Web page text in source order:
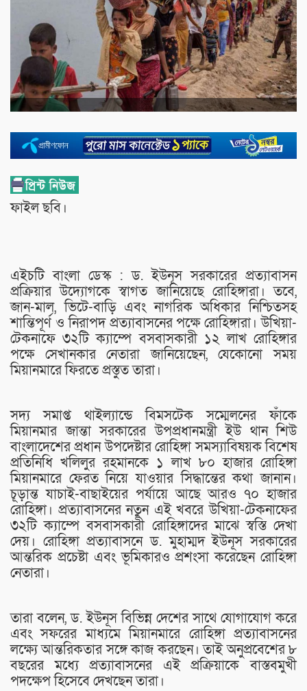
ফাইল ছবি।
এইচটি বাংলা ডেস্ক : ড. ইউনূস সরকারের প্রত্যাবাসন
প্রক্রিয়ার উদ্যোগকে স্বাগত জানিয়েছে রোহিঙ্গারা। তবে,
জান-মাল, ভিটে-বাড়ি এবং নাগরিক অধিকার নিশ্চিতসহ
শান্তিপূর্ণ ও নিরাপদ প্রত্যাবাসনের পক্ষে রোহিঙ্গারা। উখিয়া-
টেকনাফে ৩২টি ক্যাম্পে বসবাসকারী ১২ লাখ রোহিঙ্গার
পক্ষে সেখানকার নেতারা জানিয়েছেন, যেকোনো সময়
মিয়ানমারে ফিরতে প্রস্তুত তারা।
সদ্য সমাপ্ত থাইল্যান্ডে বিমসটেক সম্মেলনের ফাঁকে
মিয়ানমার জান্তা সরকারের উপপ্রধানমন্ত্রী ইউ থান শিউ
বাংলাদেশের প্রধান উপদেষ্টার রোহিঙ্গা সমস্যাবিষয়ক বিশেষ
প্রতিনিধি খলিলুর রহমানকে ১ লাখ ৮০ হাজার রোহিঙ্গা
মিয়ানমারে ফেরত নিয়ে যাওয়ার সিদ্ধান্তের কথা জানান।
চূড়ান্ত যাচাই-বাছাইয়ের পর্যায়ে আছে আরও ৭০ হাজার
রোহিঙ্গা। প্রত্যাবাসনের নতুন এই খবরে উখিয়া-টেকনাফের
৩২টি ক্যাম্পে বসবাসকারী রোহিঙ্গাদের মাঝে স্বস্তি দেখা
দেয়। রোহিঙ্গা প্রত্যাবাসনে ড. মুহাম্মদ ইউনূস সরকারের
আন্তরিক প্রচেষ্টা এবং ভূমিকারও প্রশংসা করেছেন রোহিঙ্গা
নেতারা।
তারা বলেন, ড. ইউনূস বিভিন্ন দেশের সাথে যোগাযোগ করে
এবং সফরের মাধ্যমে মিয়ানমারে রোহিঙ্গা প্রত্যাবাসনের
লক্ষ্যে আন্তরিকতার সঙ্গে কাজ করছেন। তাই অনুপ্রবেশের ৮
বছরের মধ্যে প্রত্যাবাসনের এই প্রক্রিয়াকে বাস্তবমুখী
পদক্ষেপ হিসেবে দেখছেন তারা।